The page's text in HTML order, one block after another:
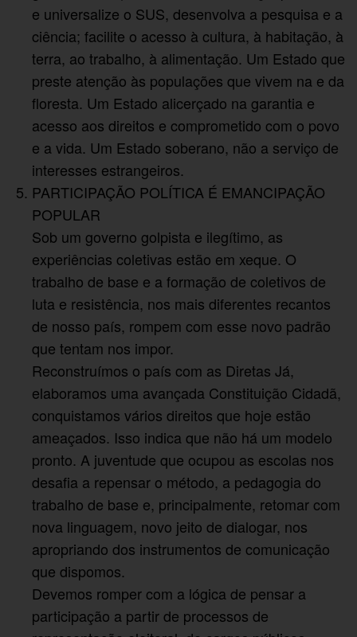
e universalize o SUS, desenvolva a pesquisa e a
ciência; facilite o acesso à cultura, à habitação, à
terra, ao trabalho, à alimentação. Um Estado que
preste atenção às populações que vivem na e da
floresta. Um Estado alicerçado na garantia e
acesso aos direitos e comprometido com o povo
e a vida. Um Estado soberano, não a serviço de
interesses estrangeiros.
PARTICIPAÇÃO POLÍTICA É EMANCIPAÇÃO
POPULAR
Sob um governo golpista e ilegítimo, as
experiências coletivas estão em xeque. O
trabalho de base e a formação de coletivos de
luta e resistência, nos mais diferentes recantos
de nosso país, rompem com esse novo padrão
que tentam nos impor.
Reconstruímos o país com as Diretas Já,
elaboramos uma avançada Constituição Cidadã,
conquistamos vários direitos que hoje estão
ameaçados. Isso indica que não há um modelo
pronto. A juventude que ocupou as escolas nos
desafia a repensar o método, a pedagogia do
trabalho de base e, principalmente, retomar com
nova linguagem, novo jeito de dialogar, nos
apropriando dos instrumentos de comunicação
que dispomos.
Devemos romper com a lógica de pensar a
participação a partir de processos de